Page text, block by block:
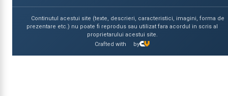
Continutul acestui site (texte, descrieri, caracteristici, imagini, forma de
prezentare etc.) nu poate fi reprodus sau utilizat fara acordul in scris al
proprietarului acestui site.
Crafted with
by